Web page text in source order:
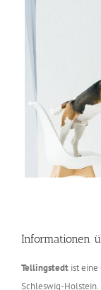
Informationen
Tellingstedt ist eine
Schleswig-Holstein.